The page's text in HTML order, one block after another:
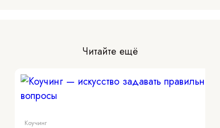
Читайте ещё
Коучинг